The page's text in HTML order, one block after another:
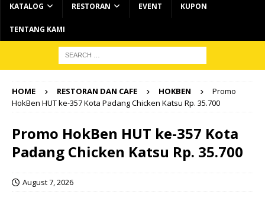
KATALOG RESTORAN EVENT KUPON
TENTANG KAMI
HOME RESTORAN DAN CAFE HOKBEN
Promo
HokBen HUT ke-357 Kota Padang Chicken Katsu Rp. 35.700
Promo HokBen HUT ke-357 Kota
Padang Chicken Katsu Rp. 35.700
August 7, 2026